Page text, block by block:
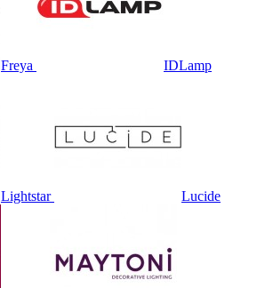
Freya IDLamp
Lightstar Lucide